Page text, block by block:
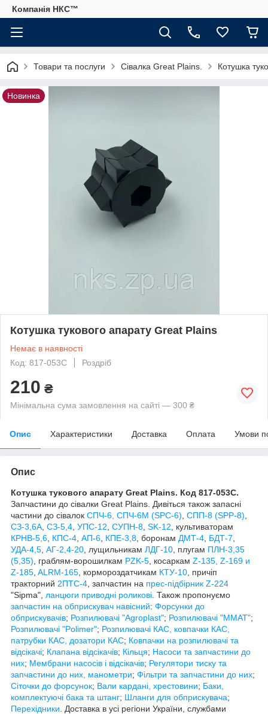
Компанія НКС™
Товари та послуги Сівалка Great Plains. Котушка
Новинка
Котушка тукового апарату Great Plains
Немає в наявності
Код: 817-053С
Роздріб
210 ₴
Мінімальна сума замовлення на сайті — 300 ₴
Опис Характеристики Доставка Оплата Умови
Опис
Котушка тукового апарату Great Plains. Код 817-053С.
Запчастини до сівалки Great Plains. Дивіться також запасні
частини до сівалок СПЧ-6, СПЧ-6М (SPС-6) СПП-8 (SPP-8)
СЗ-3,6А СЗ-5,4 УПС-12 СУПН-8 SK-12 , культиваторам
КРНВ-5,6 КПС-4 АП-6 КПЕ-3,8 , боронам ДМТ-4 БДТ-7
УДА-4,5 АГ-2,4-20 , лущильникам ЛДГ-10 , плугам ПЛН-3,35
(5,35) , граблям-ворошилкам PZK-5 , косаркам Z-135, Z-169 и
Z-185 ALRM-165 , кормороздатчикам КТУ-10 , причіп
тракторний 2ПТС-4 , запчастин на прес-підбірник Z-224
"Sipma", ланцюги приводні роликові . Також пропонуємо
запчастин на обприскувач навісний: Форсунки до
обприскувачів; Розпилювачі "Agroplast"; Розпилювачі "MMAT";
Розпилювачі "Polimer"; Розпилювачі КАС, ковпачки КАС,
патрубки КАС, дозатори КАС; Ковпачки на розпилювачі та
відсікачі; Клапана відсікачів; Кільця; Насоси та запчастини до
них; Мембрани насосів і відсікачів; Регулятори тиску та
запчастини до них, манометри; Фільтри та запчастини до них;
Сіточки до форсунок; Вали кардані, хрестовини; Баки,
комплектуючі бака та штанг; Шланги для обприскувача;
Перехідники . Доставка в усі регіони України, службами